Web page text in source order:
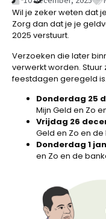
Wil je zeker weten dat
Zorg dan dat je je
2025 verstuurt.
Verzoeken die later
verwerkt worden.
feestdagen geregeld is.
Donderdag 25
Mijn Geld en Zo
Vrijdag 26
Geld en Zo en
Donderdag 1
en Zo en de